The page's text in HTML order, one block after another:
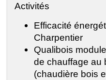
Activités
Efficacité
Charpentier
Qualibois
de chauffage au
(chaudière bois